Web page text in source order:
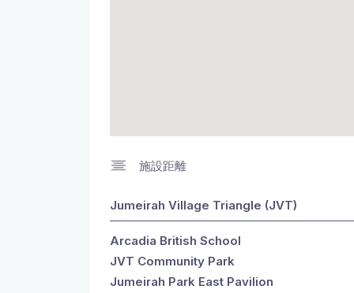
施設距離
Jumeirah Village Triangle (JVT)
Arcadia British School
JVT Community Park
Jumeirah Park East Pavilion